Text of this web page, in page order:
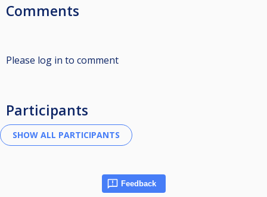
Comments
Please log in to comment
Participants
Feedback